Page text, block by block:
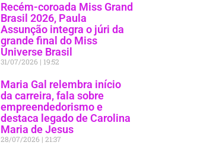
Recém-coroada Miss Grand
Brasil 2026, Paula
Assunção integra o júri da
grande final do Miss
Universe Brasil
31/07/2026 19:52
Maria Gal relembra início
da carreira, fala sobre
empreendedorismo e
destaca legado de Carolina
Maria de Jesus
28/07/2026 21:37